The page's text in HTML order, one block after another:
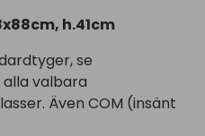
h.41cm
se
valbara
Även COM (insänt